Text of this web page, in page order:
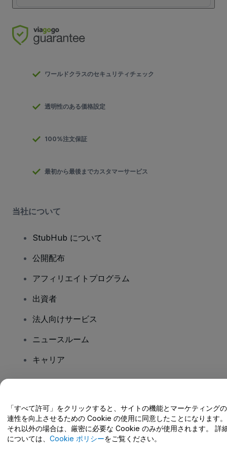
ワールドクラスのセキュリティチェック
透明性のある価格設定
100%注文保証
最初から最後までカスタマーサービス
当社について
StubHub について
公開配布
アフィリエイトプログラム
出資者
法人向けサービス
ニュースルーム
キャリア
ヘルプセンター / こちらまでご連絡下さい
「すべて許可」をクリックすると、サイトの機能とマーケティング
連性を向上させるための Cookie の使用に同意したことになります。
それ以外の場合は、厳密に必要な Cookie のみが使用されます。 詳
については、 Cookie ポリシーをご覧ください。